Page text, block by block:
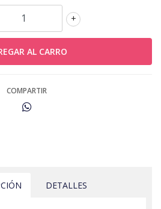
+
COMPARTIR
DETALLES